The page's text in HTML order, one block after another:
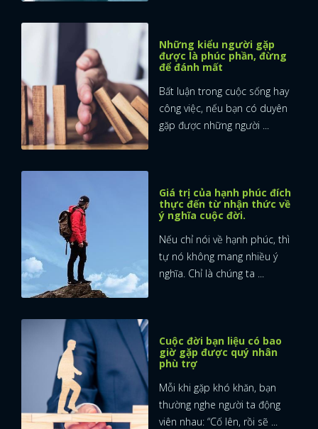
Những kiểu người gặp
được là phúc phần, đừng
để đánh mất
Bất luận trong cuộc sống hay
công việc, nếu bạn có duyên
gặp được những người ...
Giá trị của hạnh phúc đích
thực đến từ nhận thức về
ý nghĩa cuộc đời.
Nếu chỉ nói về hạnh phúc, thì
tự nó không mang nhiều ý
nghĩa. Chỉ là chúng ta ...
Cuộc đời bạn liệu có bao
giờ gặp được quý nhân
phù trợ
Mỗi khi gặp khó khăn, bạn
thường nghe người ta động
viên nhau: “Cố lên, rồi sẽ ...